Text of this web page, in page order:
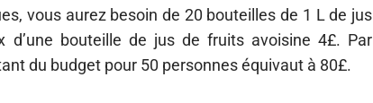
vous aurez besoin de 20 bouteilles de 1 L de jus
bouteille de jus de fruits avoisine 4£. Par
du budget pour 50 personnes équivaut à 80£.